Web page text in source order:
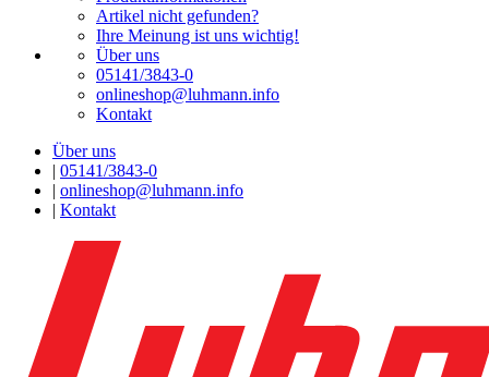
Artikel nicht gefunden?
Ihre Meinung ist uns wichtig!
Über uns
05141/3843-0
onlineshop@luhmann.info
Kontakt
Über uns
| 05141/3843-0
| onlineshop@luhmann.info
| Kontakt